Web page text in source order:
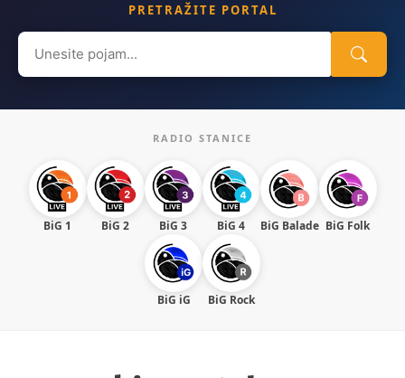
PRETRAŽITE PORTAL
Search
for:
RADIO STANICE
BiG 1 BiG 2 BiG 3 BiG 4 BiG Balade BiG Folk
BiG iG BiG Rock